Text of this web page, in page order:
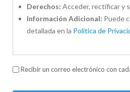
Derechos: Acceder, rectificar y
Información Adicional: Puede
detallada en la Política de
Recibir un correo electrónico con